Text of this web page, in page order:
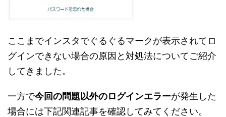
ここまでインスタでぐるぐるマークが表示されてロ
グインできない場合の原因と対処法についてご紹介
してきました。
一方で今回の問題以外のログインエラーが発生した
場合には下記関連記事を確認してみてください。